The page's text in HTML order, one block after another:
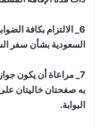
6_ الالتزام بكافة
السعودية بشأن سفر
7_ مراعاة أن يكون
به صفحتان خاليتان
البوابة.